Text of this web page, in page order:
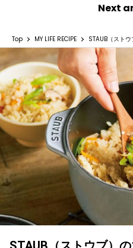
Next
Top MY LIFE RECIPE STAUB（スト